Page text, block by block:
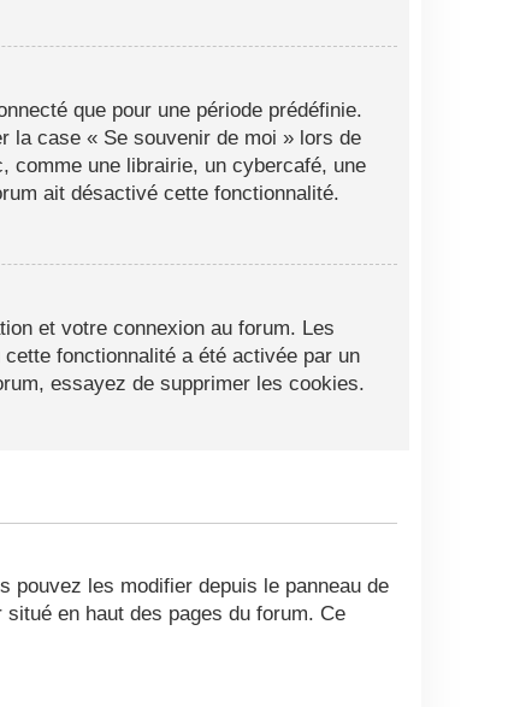
que pour une période prédéfinie.
la case « Se souvenir de moi » lors de
comme une librairie, un cybercafé, une
ait désactivé cette fonctionnalité.
et votre connexion au forum. Les
fonctionnalité a été activée par un
essayez de supprimer les cookies.
pouvez les modifier depuis le panneau de
en haut des pages du forum. Ce